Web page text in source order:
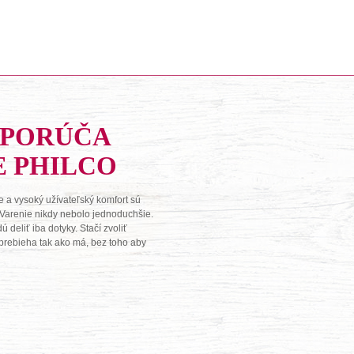
PHILCO
a vysoký užívateľský komfort sú
nikdy nebolo jednoduchšie.
deliť iba dotyky. Stačí zvoliť
tak ako má, bez toho aby